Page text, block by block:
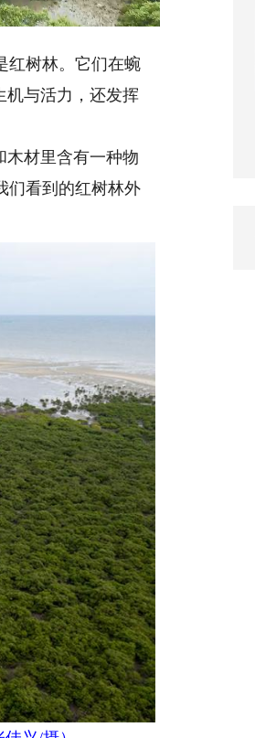
Playback
Rate
树林。它们在蜿
机与活力，还发挥
材里含有一种物
们看到的红树林外